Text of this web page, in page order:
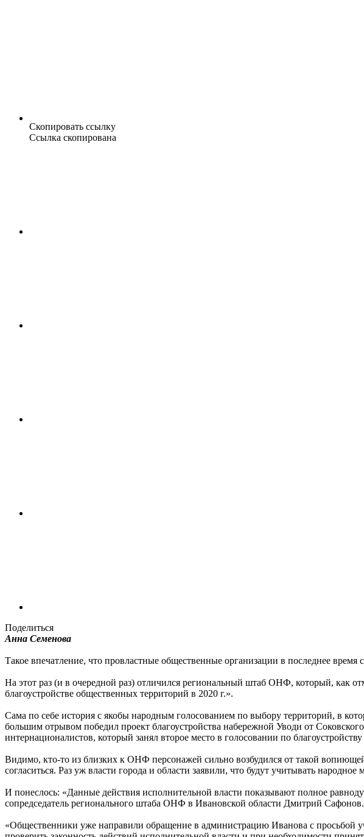
Скопировать ссылку
Ссылка скопирована
Поделиться
Анна Семенова
Такое впечатление, что провластные общественные организации в последнее
На этот раз (и в очередной раз) отличился региональный штаб ОНФ, который, как
благоустройстве общественных территорий в 2020 г.».
Сама по себе история с якобы народным голосованием по выбору территорий, в
большим отрывом победил проект благоустройства набережной Уводи от
интернационалистов, который занял второе место в голосовании по
Видимо, кто-то из близких к ОНФ персонажей сильно возбудился от такой
согласиться. Раз уж власти города и области заявили, что будут учитывать
И понеслось: «Данные действия исполнительной власти показывают полное
сопредседатель регионального штаба ОНФ в Ивановской области Дмитрий
«Общественники уже направили обращение в администрацию Иванова с просьбой